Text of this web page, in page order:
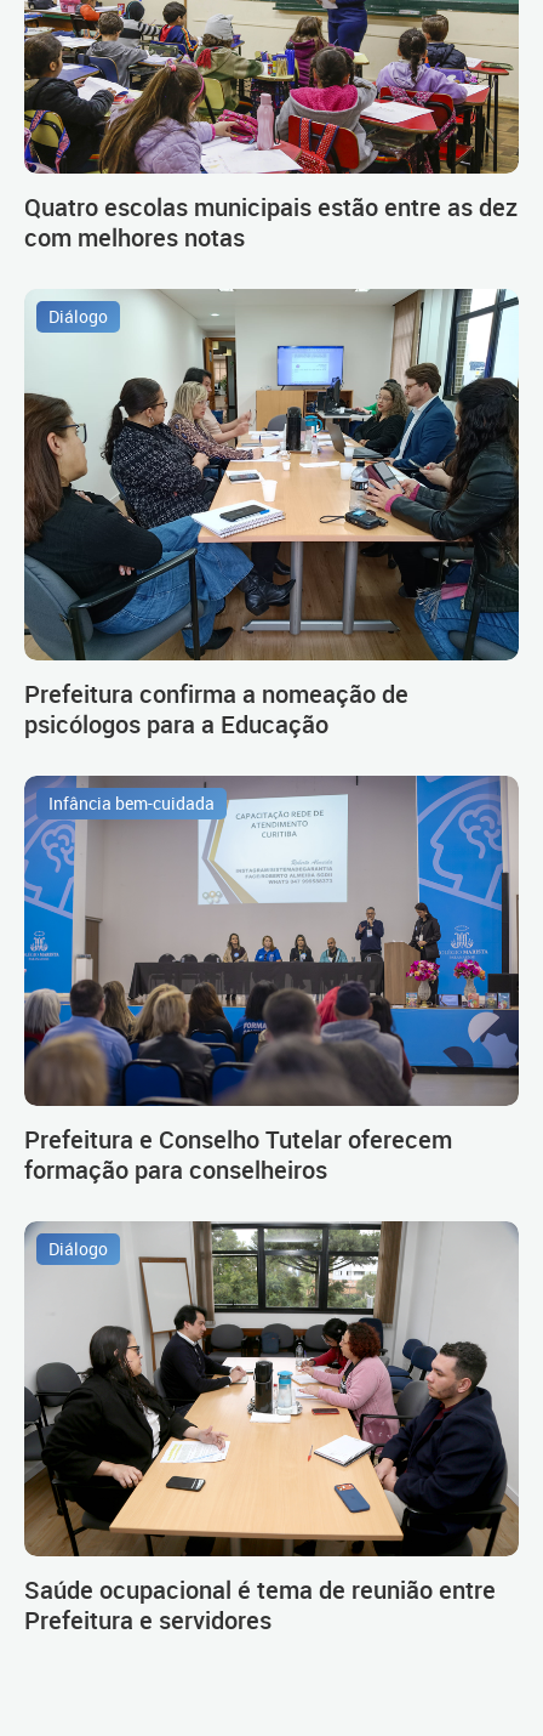
Quatro escolas municipais estão entre as dez
com melhores notas
Diálogo
Prefeitura confirma a nomeação de
psicólogos para a Educação
Infância bem-cuidada
Prefeitura e Conselho Tutelar oferecem
formação para conselheiros
Diálogo
Saúde ocupacional é tema de reunião entre
Prefeitura e servidores